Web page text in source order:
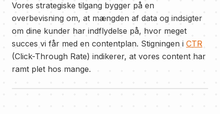
Vores strategiske tilgang bygger på en
overbevisning om, at mængden af data og indsigter
om dine kunder har indflydelse på, hvor meget
succes vi får med en contentplan. Stigningen i CTR
(Click-Through Rate) indikerer, at vores content har
ramt plet hos mange.